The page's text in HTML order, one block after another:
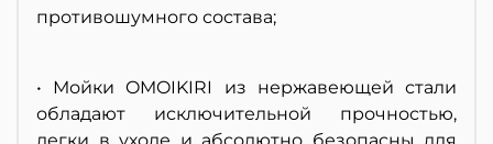
противошумного состава;
• Мойки OMOIKIRI из нержавеющей стали
обладают исключительной прочностью,